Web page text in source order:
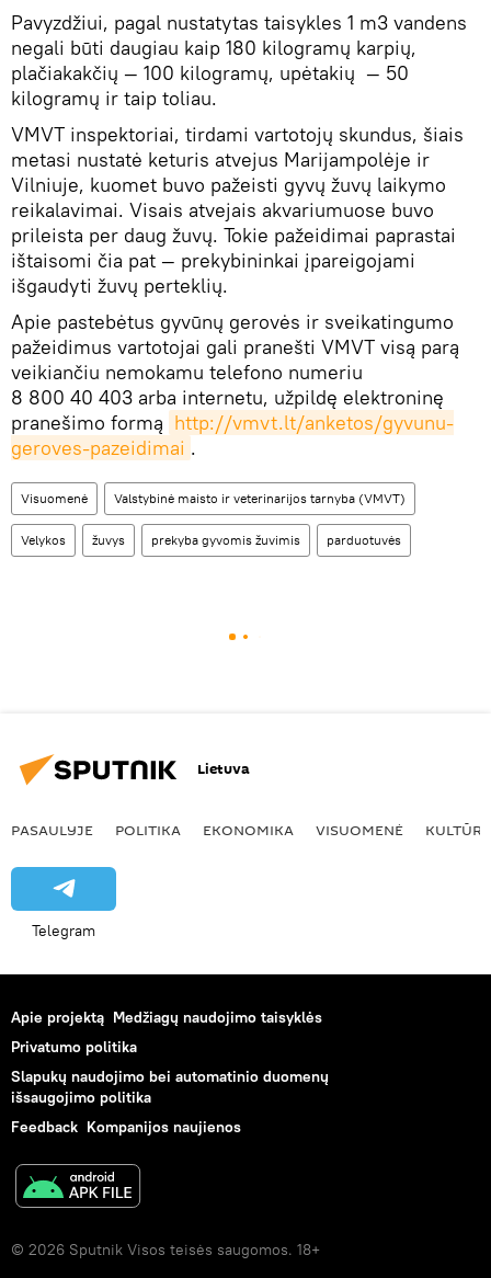
Pavyzdžiui, pagal nustatytas taisykles 1 m3 vandens
negali būti daugiau kaip 180 kilogramų karpių,
plačiakakčių — 100 kilogramų, upėtakių — 50
kilogramų ir taip toliau.
VMVT inspektoriai, tirdami vartotojų skundus, šiais
metasi nustatė keturis atvejus Marijampolėje ir
Vilniuje, kuomet buvo pažeisti gyvų žuvų laikymo
reikalavimai. Visais atvejais akvariumuose buvo
prileista per daug žuvų. Tokie pažeidimai paprastai
ištaisomi čia pat ― prekybininkai įpareigojami
išgaudyti žuvų perteklių.
Apie pastebėtus gyvūnų gerovės ir sveikatingumo
pažeidimus vartotojai gali pranešti VMVT visą parą
veikiančiu nemokamu telefono numeriu
8 800 40 403 arba internetu, užpildę elektroninę
pranešimo formą http://vmvt.lt/anketos/gyvunu-
geroves-pazeidimai .
Visuomenė Valstybinė maisto ir veterinarijos tarnyba (VMVT)
Velykos žuvys prekyba gyvomis žuvimis parduotuvės
Lietuva
PASAULYJE POLITIKA EKONOMIKA VISUOMENĖ KULTŪRA
Telegram
Apie projektą Medžiagų naudojimo taisyklės
Privatumo politika
Slapukų naudojimo bei automatinio duomenų
išsaugojimo politika
Feedback Kompanijos naujienos
© 2026 Sputnik Visos teisės saugomos. 18+